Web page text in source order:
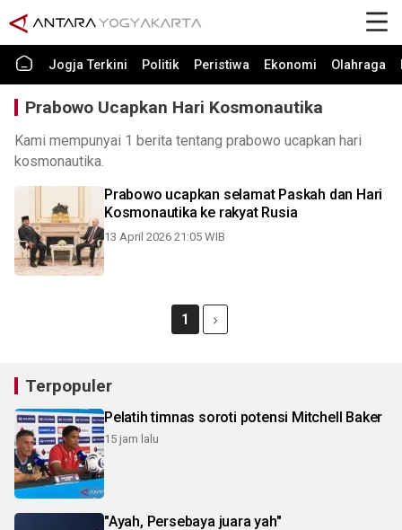
Jogja Terkini Politik Peristiwa Ekonomi Olahraga
Prabowo Ucapkan Hari Kosmonautika
Kami mempunyai 1 berita tentang prabowo ucapkan hari
kosmonautika.
Prabowo ucapkan selamat Paskah dan Hari
Kosmonautika ke rakyat Rusia
13 April 2026 21:05 WIB
1
Terpopuler
Pelatih timnas soroti potensi Mitchell Baker
15 jam lalu
"Ayah, Persebaya juara yah"